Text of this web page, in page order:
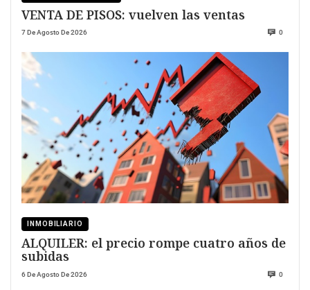
VENTA DE PISOS: vuelven las ventas
7 De Agosto De 2026 0
INMOBILIARIO
ALQUILER: el precio rompe cuatro años de
subidas
6 De Agosto De 2026 0